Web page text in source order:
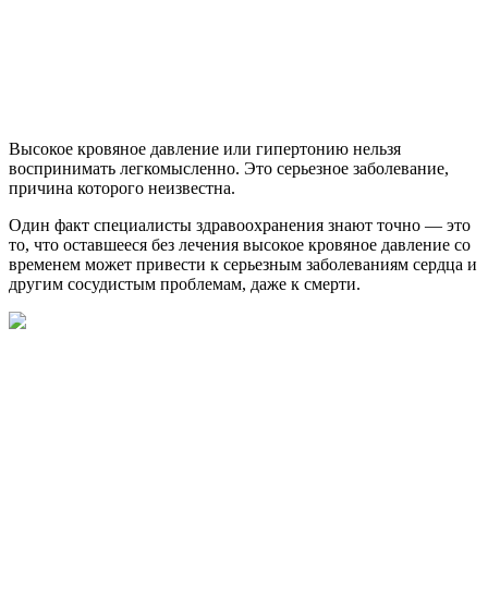
Высокое кровяное давление или гипертонию нельзя
воспринимать легкомысленно. Это серьезное заболевание,
причина которого неизвестна.
Один факт специалисты здравоохранения знают точно — это
то, что оставшееся без лечения высокое кровяное давление со
временем может привести к серьезным заболеваниям сердца и
другим сосудистым проблемам, даже к смерти.